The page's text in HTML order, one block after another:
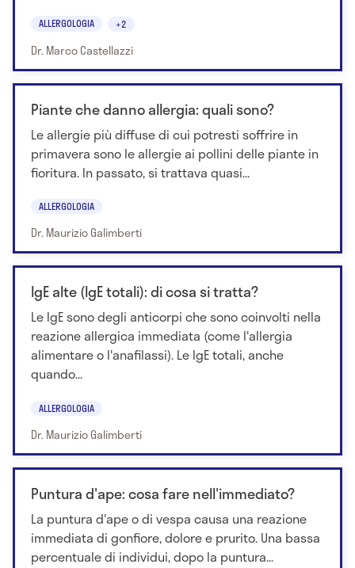
ALLERGOLOGIA +2
Dr. Marco Castellazzi
Piante che danno allergia: quali sono?
Le allergie più diffuse di cui potresti soffrire in
primavera sono le allergie ai pollini delle piante in
fioritura. In passato, si trattava quasi...
ALLERGOLOGIA
Dr. Maurizio Galimberti
IgE alte (IgE totali): di cosa si tratta?
Le IgE sono degli anticorpi che sono coinvolti nella
reazione allergica immediata (come l'allergia
alimentare o l'anafilassi). Le IgE totali, anche
quando...
ALLERGOLOGIA
Dr. Maurizio Galimberti
Puntura d'ape: cosa fare nell'immediato?
La puntura d'ape o di vespa causa una reazione
immediata di gonfiore, dolore e prurito. Una bassa
percentuale di individui, dopo la puntura...